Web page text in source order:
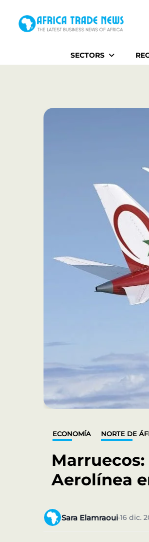
SECTORS
ECONOMÍA NORTE DE
Aerolínea
Sara Elamraoui•16 dic.